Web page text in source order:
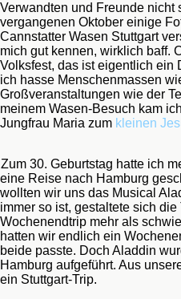
Verwandten und Freunde nicht
vergangenen Oktober einige
Cannstatter Wasen Stuttgart
mich gut kennen, wirklich baff.
Volksfest, das ist eigentlich ein
ich hasse Menschenmassen
Großveranstaltungen wie der
meinem Wasen-Besuch kam
Jungfrau Maria zum kleinen
Zum 30. Geburtstag hatte ich
eine Reise nach Hamburg
wollten wir uns das Musical
immer so ist, gestaltete sich
Wochenendtrip mehr als
hatten wir endlich ein
beide passte. Doch Aladdin
Hamburg aufgeführt. Aus
ein Stuttgart-Trip.